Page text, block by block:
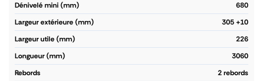
dénivelé mini (mm)
680
largeur extérieure (mm)
305 +10
largeur utile (mm)
226
longueur (mm)
3060
rebords
2 rebords